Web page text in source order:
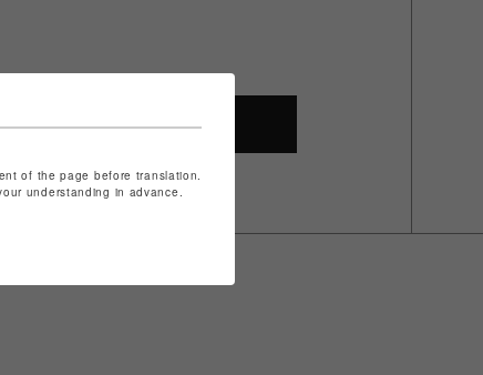
SHOP TOP
of the page before translation.
understanding in advance.